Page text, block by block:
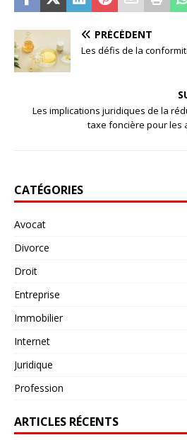
PRÉCÉDENT
Les défis de la
Les implications juridiques de la
taxe foncière pour les
CATÉGORIES
Avocat
Divorce
Droit
Entreprise
Immobilier
Internet
Juridique
Profession
ARTICLES RÉCENTS